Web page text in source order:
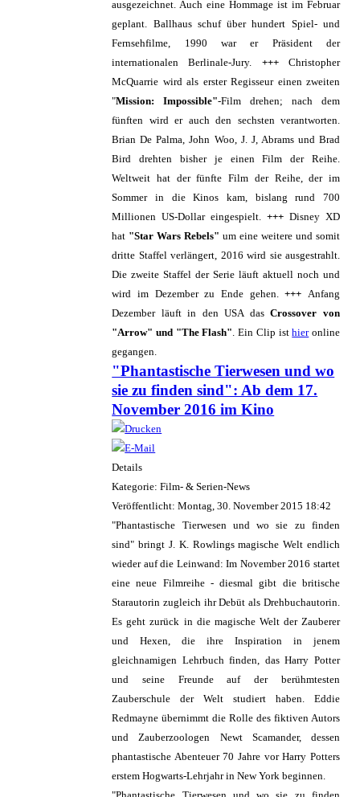
ausgezeichnet. Auch eine Hommage ist im Februar
geplant. Ballhaus schuf über hundert Spiel- und
Fernsehfilme, 1990 war er Präsident der
internationalen Berlinale-Jury. +++ Christopher
McQuarrie wird als erster Regisseur einen zweiten
"Mission: Impossible"-Film drehen; nach dem
fünften wird er auch den sechsten verantworten.
Brian De Palma, John Woo, J. J, Abrams und Brad
Bird drehten bisher je einen Film der Reihe.
Weltweit hat der fünfte Film der Reihe, der im
Sommer in die Kinos kam, bislang rund 700
Millionen US-Dollar eingespielt.+++Disney XD
hat "Star Wars Rebels" um eine weitere und somit
dritte Staffel verlängert, 2016 wird sie ausgestrahlt.
Die zweite Staffel der Serie läuft aktuell noch und
wird im Dezember zu Ende gehen.+++ Anfang
Dezember läuft in den USA dasCrossover von
"Arrow" und "The Flash" . Ein Clip isthieronline
gegangen.
"Phantastische Tierwesen und wo
sie zu finden sind": Ab dem 17.
November 2016 im Kino
Details
Kategorie: Film- & Serien-News
Veröffentlicht: Montag, 30. November 2015 18:42
"Phantastische Tierwesen und wo sie zu finden
sind" bringt J. K. Rowlings magische Welt endlich
wieder auf die Leinwand: Im November 2016 startet
eine neue Filmreihe - diesmal gibt die britische
Starautorin zugleich ihr Debüt als Drehbuchautorin.
Es geht zurück in die magische Welt der Zauberer
und Hexen, die ihre Inspiration in jenem
gleichnamigen Lehrbuch finden, das Harry Potter
und seine Freunde auf der berühmtesten
Zauberschule der Welt studiert haben. Eddie
Redmayne übernimmt die Rolle des fiktiven Autors
und Zauberzoologen Newt Scamander, dessen
phantastische Abenteuer 70 Jahre vor Harry Potters
erstem Hogwarts-Lehrjahr in New York beginnen.